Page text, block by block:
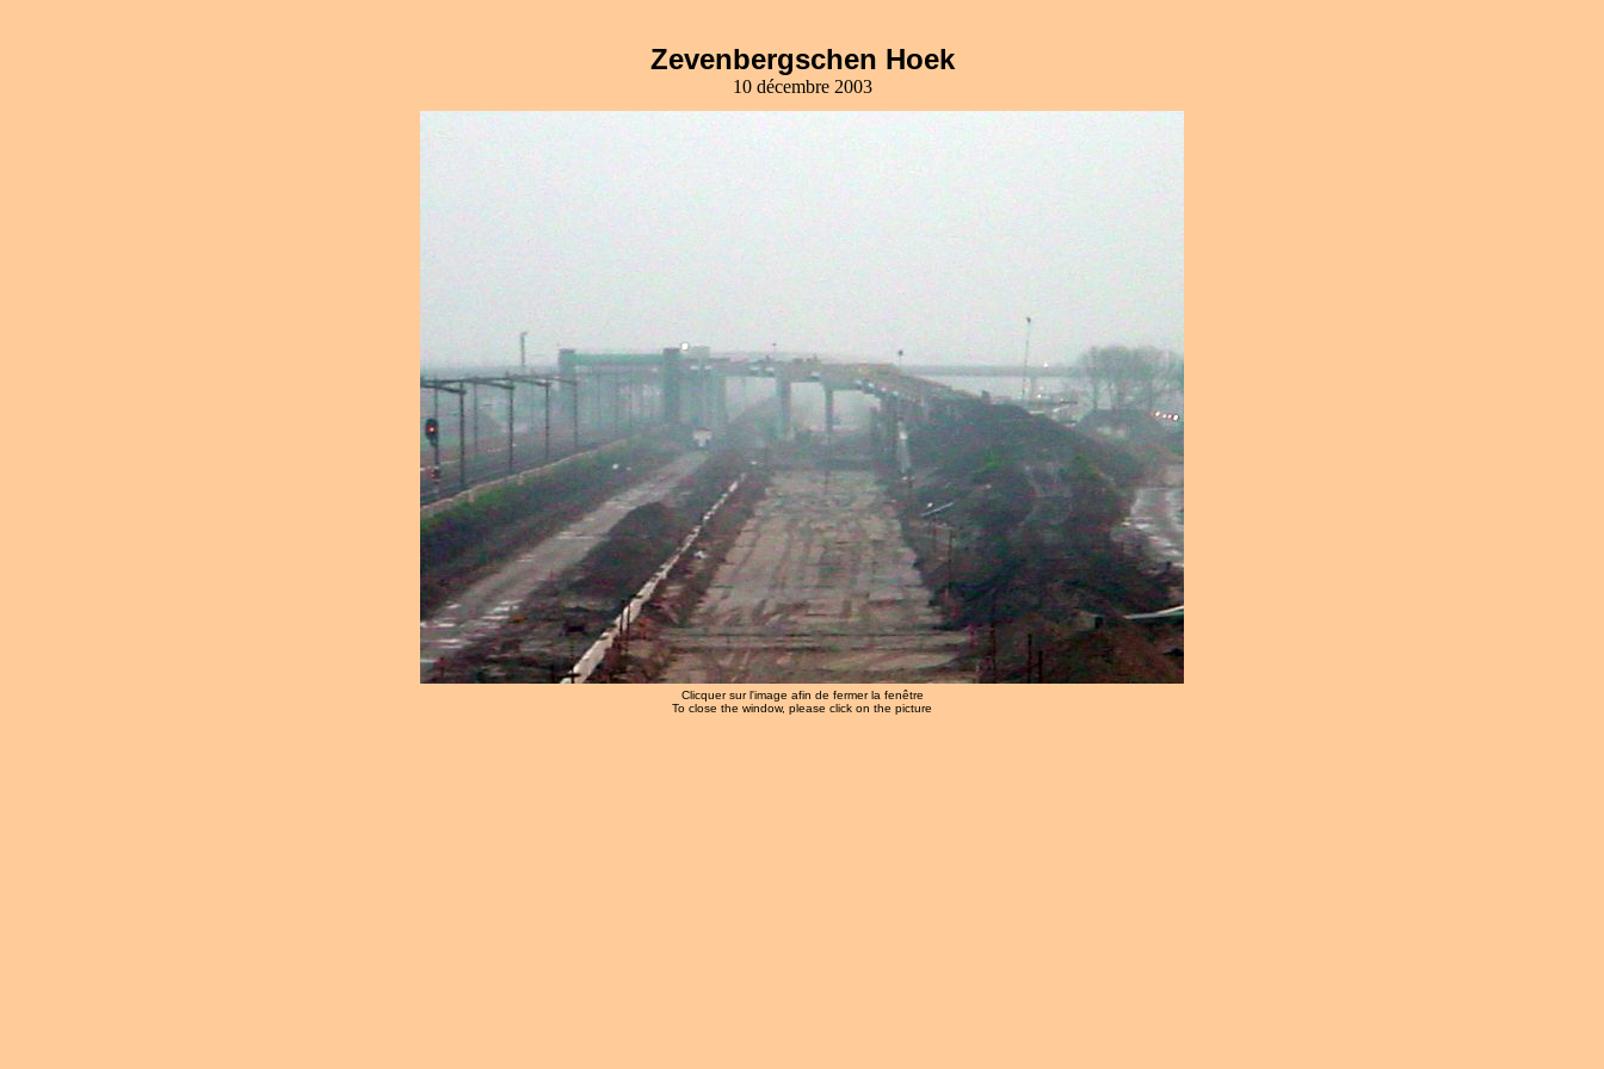
Zevenbergschen Hoek
10 décembre 2003
Clicquer sur l'image afin de fermer la fenêtre
To close the window, please click on the picture